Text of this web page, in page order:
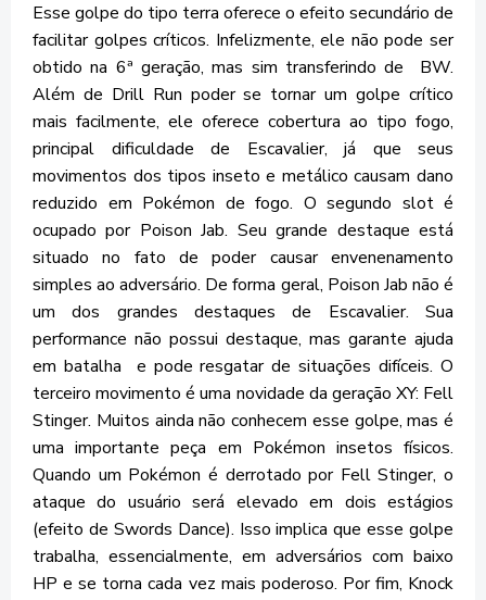
Esse golpe do tipo terra oferece o efeito secundário de
facilitar golpes críticos. Infelizmente, ele não pode ser
obtido na 6ª geração, mas sim transferindo de BW.
Além de Drill Run poder se tornar um golpe crítico
mais facilmente, ele oferece cobertura ao tipo fogo,
principal dificuldade de Escavalier, já que seus
movimentos dos tipos inseto e metálico causam dano
reduzido em Pokémon de fogo. O segundo slot é
ocupado por Poison Jab. Seu grande destaque está
situado no fato de poder causar envenenamento
simples ao adversário. De forma geral, Poison Jab não é
um dos grandes destaques de Escavalier. Sua
performance não possui destaque, mas garante ajuda
em batalha e pode resgatar de situações difíceis. O
terceiro movimento é uma novidade da geração XY: Fell
Stinger. Muitos ainda não conhecem esse golpe, mas é
uma importante peça em Pokémon insetos físicos.
Quando um Pokémon é derrotado por Fell Stinger, o
ataque do usuário será elevado em dois estágios
(efeito de Swords Dance). Isso implica que esse golpe
trabalha, essencialmente, em adversários com baixo
HP e se torna cada vez mais poderoso. Por fim, Knock